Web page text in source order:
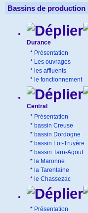
Bassins de production
Durance
* Présentation
* Les ouvrages
* les affluents
* le fonctionnement
Central
* Présentation
* bassin Creuse
* bassin Dordogne
* bassin Lot-Truyère
* bassin Tarn-Agout
* la Maronne
* la Tarentaine
* le Chassezac
* Présentation